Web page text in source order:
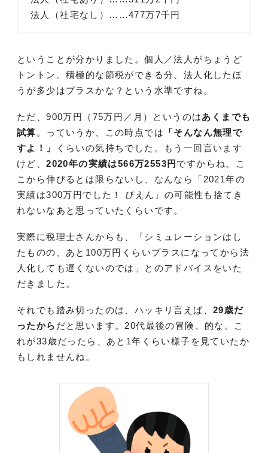
法人（社宅なし）……477万7千円
ということが分かりました。個人／法人がちょうど
トントン。積極的な節税ができる分、法人化したほ
うが多少はプラスかな？という水準ですね。
ただ、900万円（75万円／月）というのはあくまでも
試算 。っていうか、この時点では
「そんなん無理で
すよ！」
くらいの気持ちでした。もう一回言います
けど、2020年の実績は566万2553円 ですからね。こ
こから伸びるとは限らないし、なんなら「2021年の
実績は300万円でした！ ぴえん」の可能性も捨てき
れないなあと思っていたくらいです。
実際に税理士さんからも、「シミュレーションはし
たものの、あと100万円くらいプラスになってから法
人化しても遅くないのでは」とのアドバイスをいた
だきました。
それでも踏み切ったのは、ハッキリ言えば、29歳だ
ったから だと思います。20代最後の冒険、的な。こ
れが33歳だったら、あと1年くらい様子を見ていたか
もしれませんね。